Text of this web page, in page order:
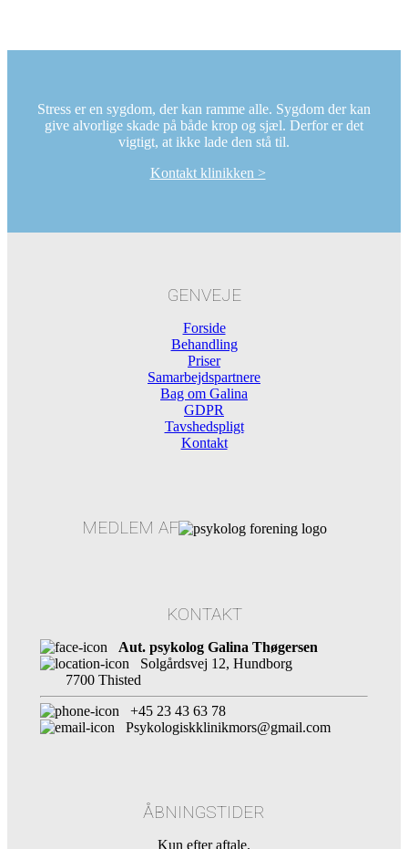
Stress er en sygdom, der kan ramme alle. Sygdom der kan
give alvorlige skade på både krop og sjæl. Derfor er det
vigtigt, at ikke lade den stå til.
Kontakt klinikken >
GENVEJE
Forside
Behandling
Priser
Samarbejdspartnere
Bag om Galina
GDPR
Tavshedspligt
Kontakt
MEDLEM AF
KONTAKT
Aut. psykolog Galina Thøgersen
Solgårdsvej 12, Hundborg
7700 Thisted
+45 23 43 63 78
Psykologiskklinikmors@gmail.com
ÅBNINGSTIDER
Kun efter aftale.